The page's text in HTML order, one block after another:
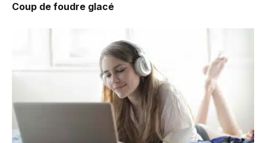
Coup de foudre glacé